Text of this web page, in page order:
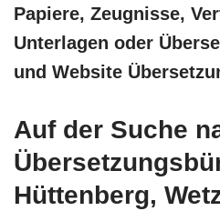
Papiere, Zeugnisse,
Unterlagen oder
und Website
Auf der Suche
Hüttenberg,